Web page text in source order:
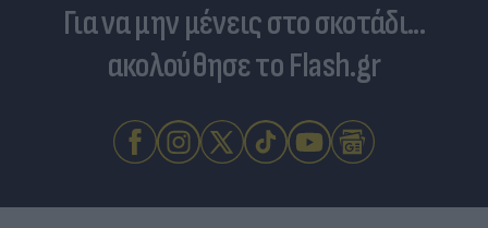
Για να μην μένεις στο σκοτάδι...
ακολούθησε το Flash.gr